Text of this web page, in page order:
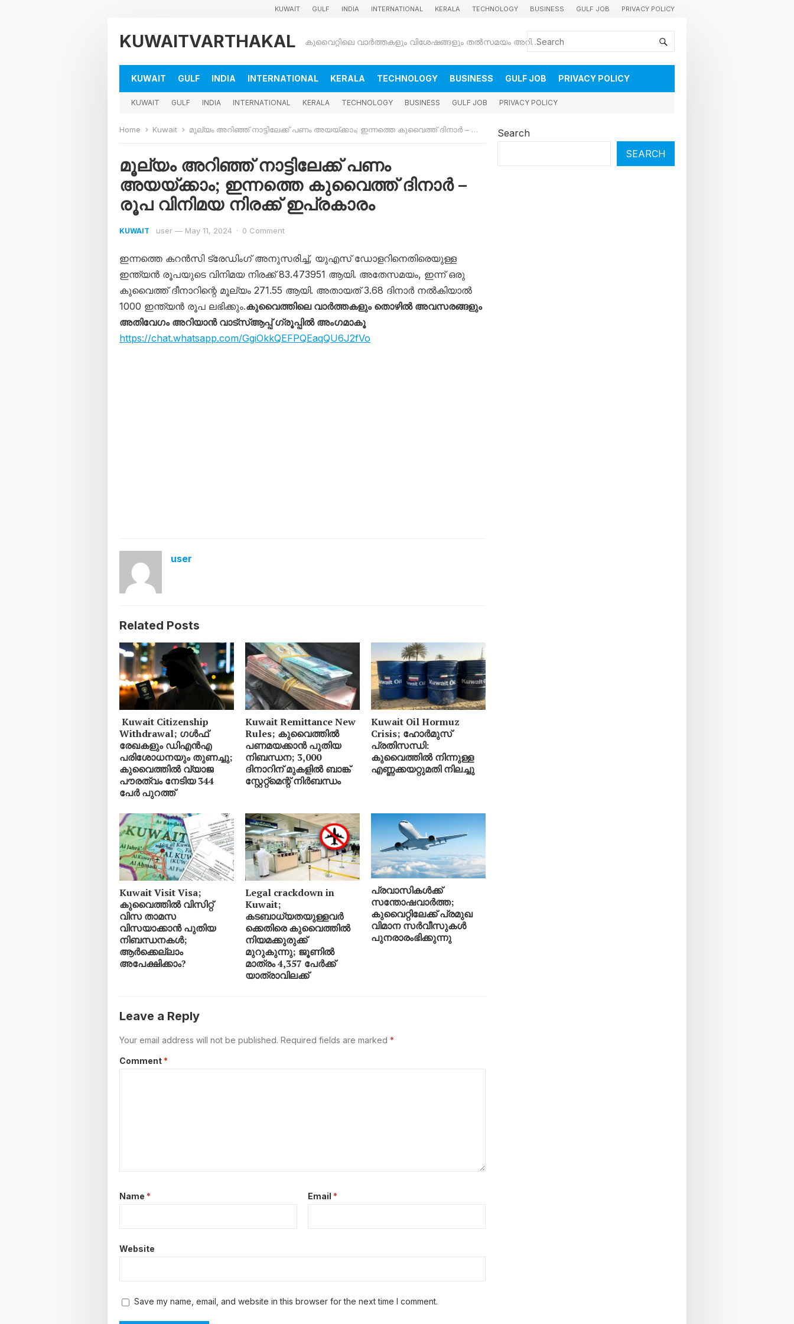
KUWAIT GULF INDIA INTERNATIONAL KERALA TECHNOLOGY BUSINESS GULF JOB PRIVACY POLICY
KUWAITVARTHAKAL കുവൈറ്റിലെ വാർത്തകളും വിശേഷങ്ങളും തൽസമയം അറിയാൻ
KUWAIT GULF INDIA INTERNATIONAL KERALA TECHNOLOGY BUSINESS GULF JOB PRIVACY POLICY
KUWAIT GULF INDIA INTERNATIONAL KERALA TECHNOLOGY BUSINESS GULF JOB PRIVACY POLICY
Home Kuwait മൂല്യം അറിഞ്ഞ് നാട്ടിലേക്ക് പണം അയയ്ക്കാം; ഇന്നത്തെ കുവൈത്ത് ദിനാർ – രൂപ വിനിമയ നിരക്ക് ഇപ്രകാരം‌‌‌
മൂല്യം അറിഞ്ഞ് നാട്ടിലേക്ക് പണം
അയയ്ക്കാം; ഇന്നത്തെ കുവൈത്ത് ദിനാർ –
രൂപ വിനിമയ നിരക്ക് ഇപ്രകാരം‌‌‌
KUWAIT user — May 11, 2024 · 0 Comment
ഇന്നത്തെ കറൻസി ട്രേഡിംഗ് അനുസരിച്ച്, യുഎസ് ഡോളറിനെതിരെയുള്ള
ഇന്ത്യൻ രൂപയുടെ വിനിമയ നിരക്ക് 83.473951 ആയി. അതേസമയം, ഇന്ന് ഒരു
കുവൈത്ത് ദീനാറിന്റെ മൂല്യം 271.55 ആയി. അതായത് 3.68 ദിനാർ നൽകിയാൽ
1000 ഇന്ത്യൻ രൂപ ലഭിക്കും.കുവൈത്തിലെ വാർത്തകളും തൊഴിൽ അവസരങ്ങളും
അതിവേഗം അറിയാൻ വാട്സ്ആപ്പ് ഗ്രൂപ്പിൽ അംഗമാകൂ
https://chat.whatsapp.com/GgiOkkQEFPQEaqQU6J2fVo
user
Related Posts
Kuwait Citizenship
Withdrawal; ഗൾഫ്
രേഖകളും ഡിഎൻഎ
പരിശോധനയും തുണച്ചു;
കുവൈത്തിൽ വ്യാജ
പൗരത്വം നേടിയ 344
പേർ പുറത്ത്
Kuwait Remittance New
Rules; കുവൈത്തിൽ
പണമയക്കാൻ പുതിയ
നിബന്ധന; 3,000
ദിനാറിന് മുകളിൽ ബാങ്ക്
സ്റ്റേറ്റ്‌മെന്റ് നിർബന്ധം
Kuwait Oil Hormuz
Crisis; ഹോർമുസ്
പ്രതിസന്ധി:
കുവൈത്തിൽ നിന്നുള്ള
എണ്ണക്കയറ്റുമതി നിലച്ചു
Kuwait Visit Visa;
കുവൈത്തിൽ വിസിറ്റ്
വിസ താമസ
വിസയാക്കാൻ പുതിയ
നിബന്ധനകൾ;
ആർക്കെല്ലാം
അപേക്ഷിക്കാം?
Legal crackdown in
Kuwait;
കടബാധ്യതയുള്ളവർ
ക്കെതിരെ കുവൈത്തിൽ
നിയമക്കുരുക്ക്
മുറുകുന്നു; ജൂണിൽ
മാത്രം 4,357 പേർക്ക്
യാത്രാവിലക്ക്
പ്രവാസികൾക്ക്
സന്തോഷവാർത്ത;
കുവൈറ്റിലേക്ക് പ്രമുഖ
വിമാന സർവീസുകൾ
പുനരാരംഭിക്കുന്നു
Leave a Reply
Your email address will not be published. Required fields are marked *
Comment *
Name * Email *
Website
Save my name, email, and website in this browser for the next time I comment.
Search
SEARCH